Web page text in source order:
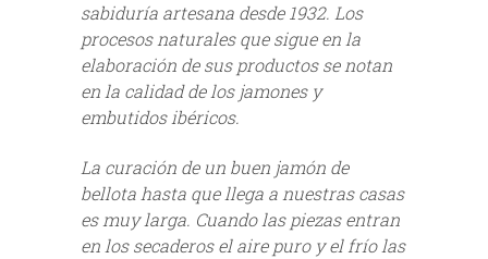
sabiduría artesana desde 1932. Los
procesos naturales que sigue en la
elaboración de sus productos se notan
en la calidad de los jamones y
embutidos ibéricos.
La curación de un buen jamón de
bellota hasta que llega a nuestras casas
es muy larga. Cuando las piezas entran
en los secaderos el aire puro y el frío las